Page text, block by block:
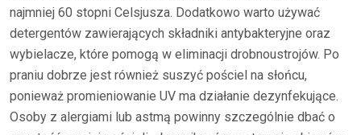
najmniej 60 stopni Celsjusza. Dodatkowo warto używać
detergentów zawierających składniki antybakteryjne oraz
wybielacze, które pomogą w eliminacji drobnoustrojów. Po
praniu dobrze jest również suszyć pościel na słońcu,
ponieważ promieniowanie UV ma działanie dezynfekujące.
Osoby z alergiami lub astmą powinny szczególnie dbać o